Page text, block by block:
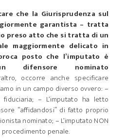
che la Giurisprudenza sul
garantista – tratta
preso atto che si tratta di un
maggiormente delicato in
posto che l’imputato è
difensore nominato
occorre anche specificare
in un campo diverso ovvero: –
– L’imputato ha letto
“affidandosi” di fatto proprio
nominato; – L’imputato NON
penale.